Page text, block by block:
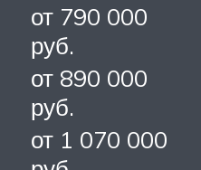
от 790 000
руб.
от 890 000
руб.
от 1 070 000